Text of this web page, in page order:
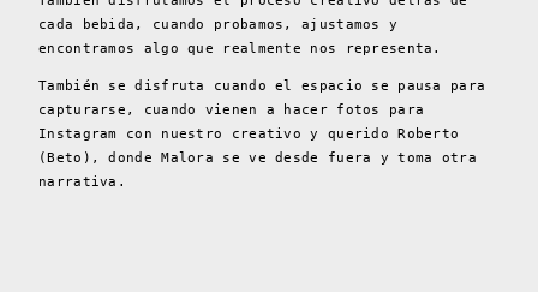
cada bebida, cuando probamos, ajustamos y
encontramos algo que realmente nos representa.
También se disfruta cuando el espacio se pausa para
capturarse, cuando vienen a hacer fotos para
Instagram con nuestro creativo y querido Roberto
(Beto), donde Malora se ve desde fuera y toma otra
narrativa.